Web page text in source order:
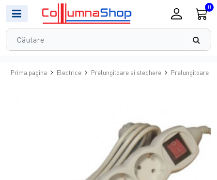
0
Prima pagina Electrice Prelungitoare si stechere Prelungitoare